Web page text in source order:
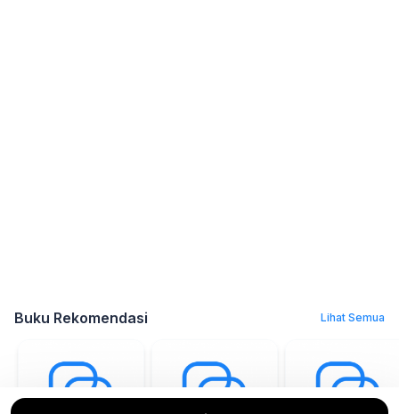
Buku Rekomendasi Lihat Semua